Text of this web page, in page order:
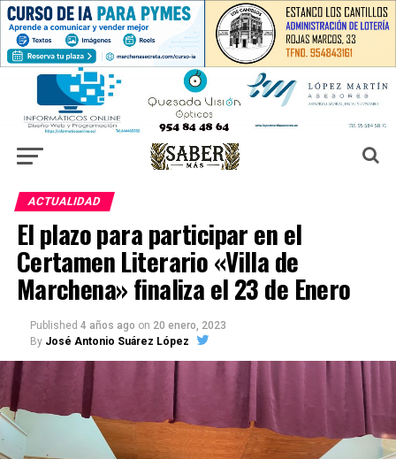
ACTUALIDAD
El plazo para participar en el
Certamen Literario «Villa de
Marchena» finaliza el 23 de Enero
Published 4 años ago on 20 enero, 2023
By José Antonio Suárez López